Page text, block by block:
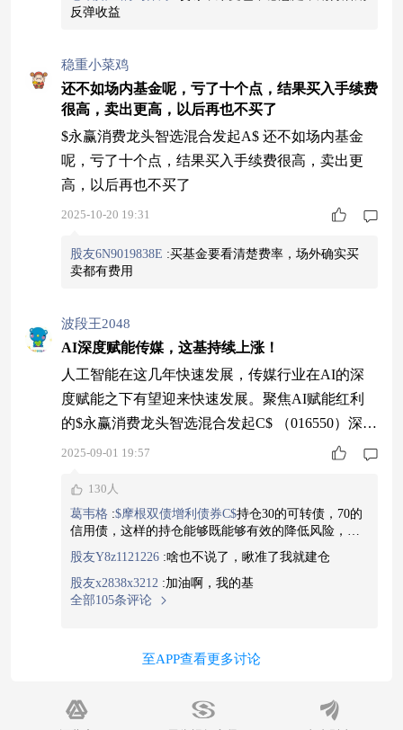
反弹收益
稳重小菜鸡
还不如场内基金呢，亏了十个点，结果买入手续费
很高，卖出更高，以后再也不买了
$永赢消费龙头智选混合发起A$ 还不如场内基金
呢，亏了十个点，结果买入手续费很高，卖出更
高，以后再也不买了
2025-10-20 19:31
股友6N9019838E :买基金要看清楚费率，场外确实买
卖都有费用
波段王2048
AI深度赋能传媒，这基持续上涨！
人工智能在这几年快速发展，传媒行业在AI的深
度赋能之下有望迎来快速发展。聚焦AI赋能红利
的$永赢消费龙头智选混合发起C$ （016550）深度
锚定AI技术与传媒应用的融合创新领域，近期强
捕捉这一科技浪潮的犀利工具。 永赢消费龙头智
选混合发起C（016550）的耀眼业绩，是其深耕AI
2025-09-01 19:57
130人
葛韦格 :$摩根双债增利债券C$持仓30的可转债，70的
信用债，这样的持仓能够既能够有效的降低风险，又
能够分享全已上传的机会，基金经理将回撤控制的也
好，近三个月最大回撤只有0.62%，全能型选手啊
股友Y8z1121226 :啥也不说了，瞅准了我就建仓
股友x2838x3212 :加油啊，我的基
全部105条评论
至APP查看更多讨论